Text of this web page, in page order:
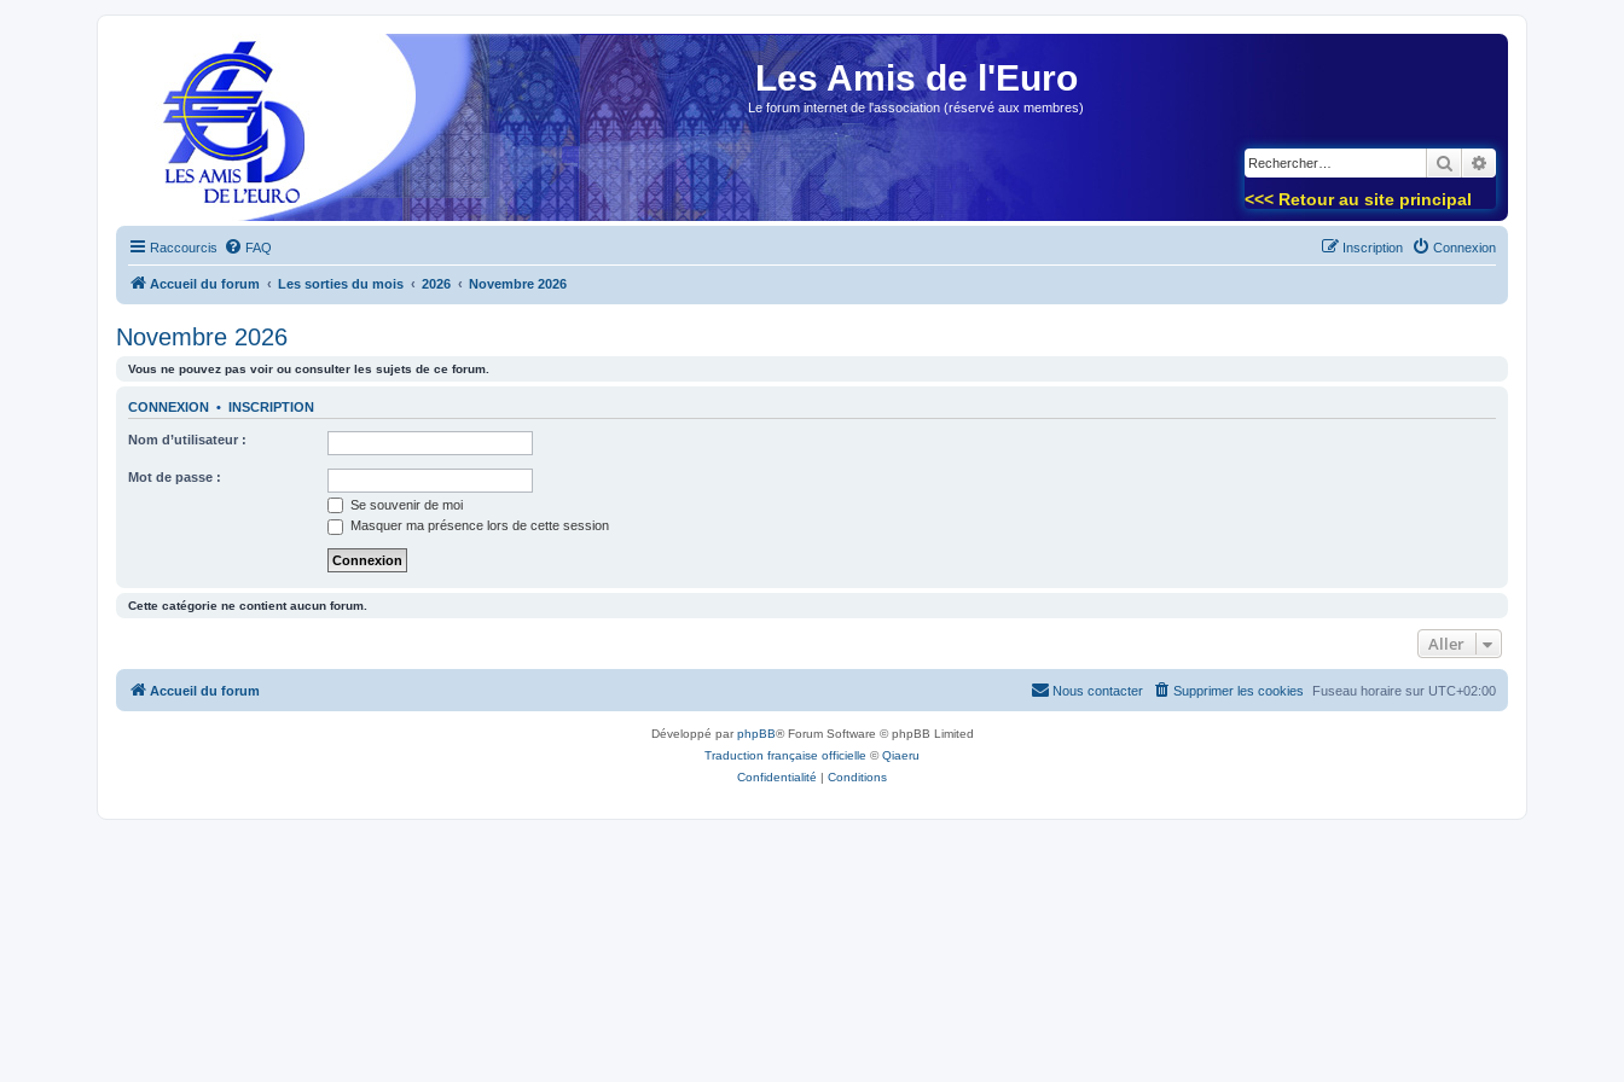
Les Amis de l'Euro
Le forum internet de l'association (réservé aux membres)
Rechercher
<<< Retour au site principal
Raccourcis FAQ Connexion
Inscription
Accueil du forum Les sorties du mois 2026 Novembre 2026
Novembre 2026
Vous ne pouvez pas voir ou consulter les sujets de ce forum.
CONNEXION • INSCRIPTION
Nom d’utilisateur :
Mot de passe :
Se souvenir de moi
Masquer ma présence lors de cette session
Cette catégorie ne contient aucun forum.
Aller
Accueil du forum Fuseau horaire sur UTC+02:00
Supprimer les cookies
Nous contacter
Développé parphpBB® Forum Software © phpBB Limited
Traduction française officielle ©Qiaeru
Confidentialité | Conditions